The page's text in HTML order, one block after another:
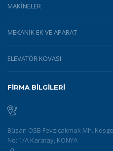
MAKINELER
MEKANIK EK VE APARAT
ELEVATÖR KOVASI
FİRMA BİLGİLERİ
Büsan OSB Fevziçakmak Mh.
No: 1/A Karatay, KONYA